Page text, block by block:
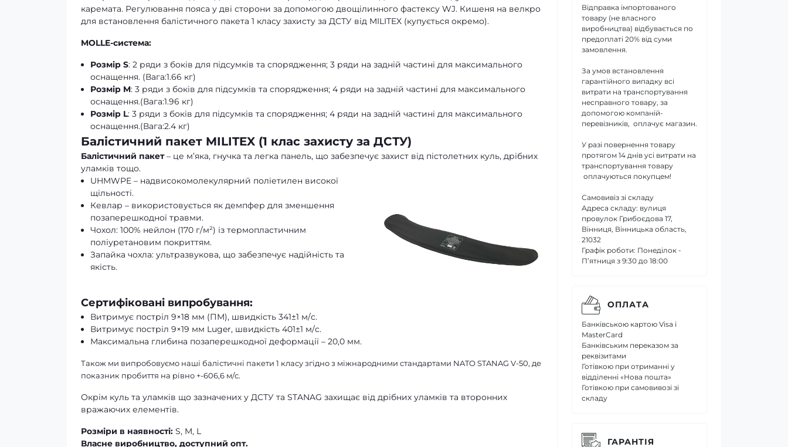
каремата. Регулювання пояса у дві сторони за допомогою двощілинного фастексу WJ. Кишеня на велкро
для встановлення балістичного пакета 1 класу захисту за ДСТУ від MILITEX (купується окремо).
MOLLE-система:
Розмір S: 2 ряди з боків для підсумків та спорядження; 3 ряди на задній частині для максимального
оснащення. (Вага:1.66 кг)
Розмір M: 3 ряди з боків для підсумків та спорядження; 4 ряди на задній частині для максимального
оснащення.(Вага:1.96 кг)
Розмір L: 3 ряди з боків для підсумків та спорядження; 4 ряди на задній частині для максимального
оснащення.(Вага:2.4 кг)
Балістичний пакет MILITEX (1 клас захисту за ДСТУ)
Балістичний пакет– це м’яка, гнучка та легка панель, що забезпечує захист від пістолетних куль, дрібних
уламків тощо.
UHMWPE – надвисокомолекулярний поліетилен високої
щільності.
Кевлар – використовується як демпфер для зменшення
позаперешкодної травми.
Чохол: 100% нейлон (170 г/м²) із термопластичним
поліуретановим покриттям.
Запайка чохла: ультразвукова, що забезпечує надійність та
якість.
Сертифіковані випробування:
Витримує постріл 9×18 мм (ПМ), швидкість 341±1 м/с.
Витримує постріл 9×19 мм Luger, швидкість 401±1 м/с.
Максимальна глибина позаперешкодної деформації – 20,0 мм.
Також ми випробовуємо наші балістичні пакети 1 класу згідно з міжнародними стандартами NATO STANAG V-50, де
показник пробиття на рівно +-606,6 м/с.
Окрім куль та уламків що зазначених у ДСТУ та STANAG захищає від дрібних уламків та второнних
вражаючих елементів.
Розміри в наявності: S, M, L
Власне виробництво, доступний опт.
Відправка імпортованого
товару (не власного
виробництва) відбувається по
предоплаті 20% від суми
замовлення.
За умов встановлення
гарантійного випадку всі
витрати на транспортування
несправного товару, за
допомогою компаній-
перевізників, оплачує магазин.
У разі повернення товару
протягом 14 днів усі витрати на
транспортування товару
оплачуються покупцем!
Самовивіз зі складу
Адреса складу: вулиця
провулок Грибоєдова 17,
Вінниця, Вінницька область,
21032
Графік роботи: Понеділок -
П’ятниця з 9:30 до 18:00
ОПЛАТА
Банківською картою Visa і
MasterCard
Банківським переказом за
реквізитами
Готівкою при отриманні у
відділенні «Нова пошта»
Готівкою при самовивозі зі
складу
ГАРАНТІЯ